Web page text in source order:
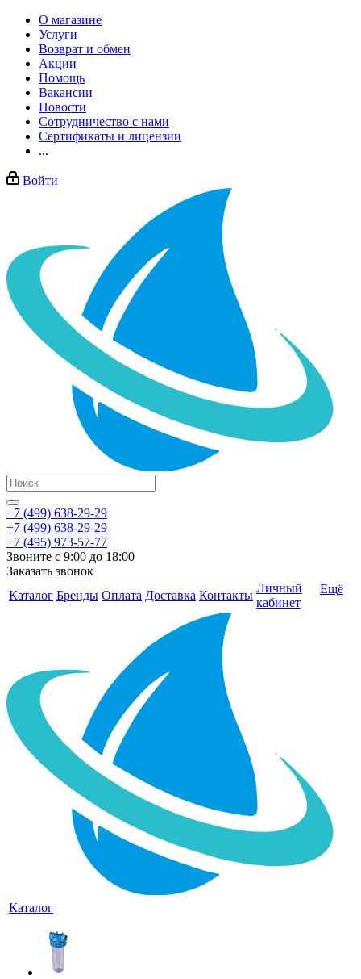
О магазине
Услуги
Возврат и обмен
Акции
Помощь
Вакансии
Новости
Сотрудничество с нами
Сертификаты и лицензии
...
Войти
+7 (499) 638-29-29
+7 (499) 638-29-29
+7 (495) 973-57-77
Звоните с 9:00 до 18:00
Заказать звонок
Каталог Бренды Оплата Доставка Контакты
Личный
кабинет
Ещё
Каталог